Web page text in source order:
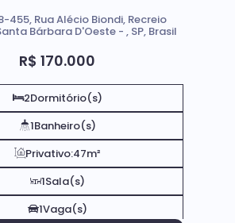
R$ 170.000
455, Rua Alécio Biondi, Recreio
Bárbara D'Oeste , SP, Brasil
2Dormitório(s)
1Banheiro(s)
Privativo:47m²
1Sala(s)
1Vaga(s)